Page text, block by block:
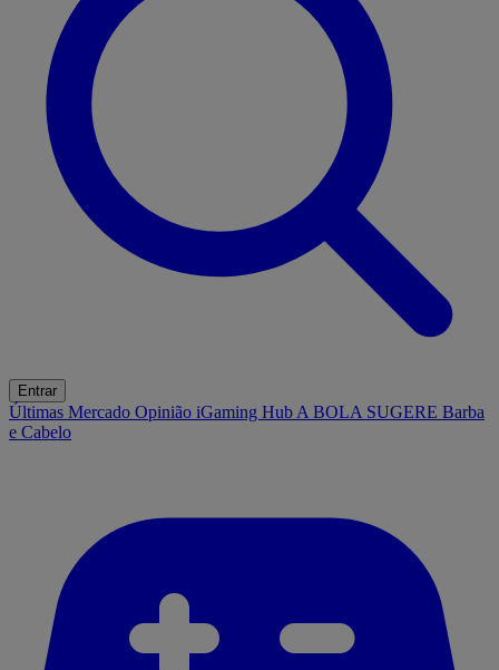
Entrar
Últimas Mercado Opinião iGaming Hub A BOLA SUGERE Barba
e Cabelo